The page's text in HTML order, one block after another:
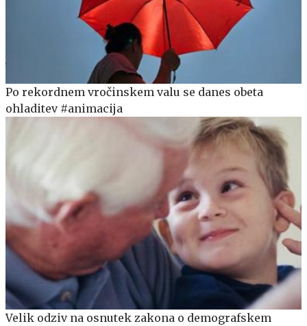
Po rekordnem vročinskem valu se danes obeta
ohladitev #animacija
Velik odziv na osnutek zakona o demografskem